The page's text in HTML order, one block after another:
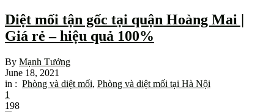
Diệt mối tận gốc tại quận Hoàng Mai |
Giá rẻ – hiệu quả 100%
By Mạnh Tưởng
June 18, 2021
in : Phòng và diệt mối, Phòng và diệt mối tại Hà Nội
1
198